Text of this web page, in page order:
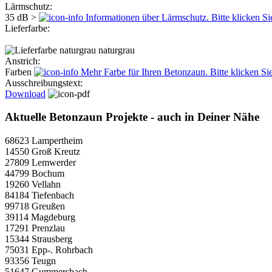
Lärmschutz:
35 dB >
Informationen über Lärmschutz. Bitte klicken
Lieferfarbe:
naturgrau
Anstrich:
Farben
Mehr Farbe für Ihren Betonzaun. Bitte klicken
Ausschreibungstext:
Download
Aktuelle Betonzaun Projekte - auch in Deiner Nähe
68623 Lampertheim
14550 Groß Kreutz
27809 Lemwerder
44799 Bochum
19260 Vellahn
84184 Tiefenbach
99718 Greußen
39114 Magdeburg
17291 Prenzlau
15344 Strausberg
75031 Epp-. Rohrbach
93356 Teugn